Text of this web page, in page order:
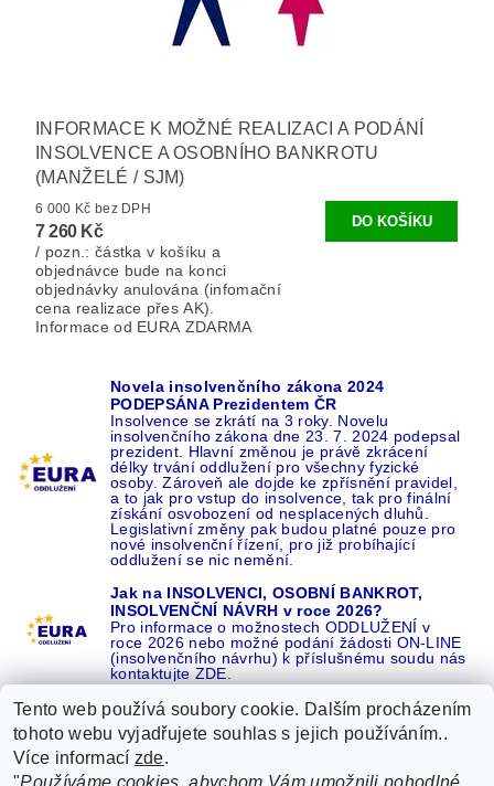
INFORMACE K MOŽNÉ REALIZACI A PODÁNÍ
INSOLVENCE A OSOBNÍHO BANKROTU
(MANŽELÉ / SJM)
6 000 Kč bez DPH
7 260 Kč
/ pozn.: částka v košíku a
objednávce bude na konci
objednávky anulována (infomační
cena realizace přes AK).
Informace od EURA ZDARMA
Novela insolvenčního zákona 2024
PODEPSÁNA Prezidentem ČR
Insolvence se zkrátí na 3 roky. Novelu
insolvenčního zákona dne 23. 7. 2024 podepsal
prezident. Hlavní změnou je právě zkrácení
délky trvání oddlužení pro všechny fyzické
osoby. Zároveň ale dojde ke zpřísnění pravidel,
a to jak pro vstup do insolvence, tak pro finální
získání osvobození od nesplacených dluhů.
Legislativní změny pak budou platné pouze pro
nové insolvenční řízení, pro již probíhající
oddlužení se nic nemění.
Jak na INSOLVENCI, OSOBNÍ BANKROT,
INSOLVENČNÍ NÁVRH v roce 2026?
Pro informace o možnostech ODDLUŽENÍ v
roce 2026 nebo možné podání žádosti ON-LINE
(insolvenčního návrhu) k příslušnému soudu nás
kontaktujte ZDE.
Recenze o NÁS na GOOGLE 16 let REFERENCÍ v celé ČR |
Tento web používá soubory cookie. Dalším procházením
tohoto webu vyjadřujete souhlas s jejich používáním..
Více informací zde.
"Používáme cookies, abychom Vám umožnili pohodlné